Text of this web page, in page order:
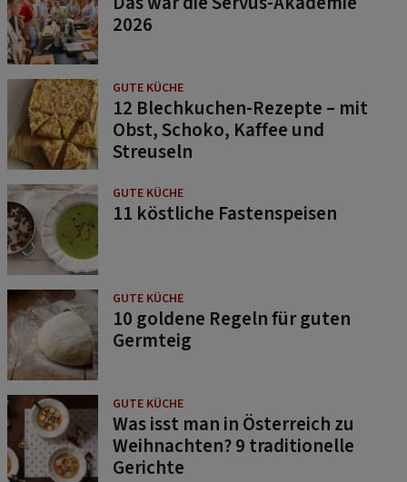
2026
GUTE KÜCHE
12 Blechkuchen-Rezepte – mit
Obst, Schoko, Kaffee und
Streuseln
GUTE KÜCHE
11 köstliche Fastenspeisen
GUTE KÜCHE
10 goldene Regeln für guten
Germteig
GUTE KÜCHE
Was isst man in Österreich zu
Weihnachten? 9 traditionelle
Gerichte